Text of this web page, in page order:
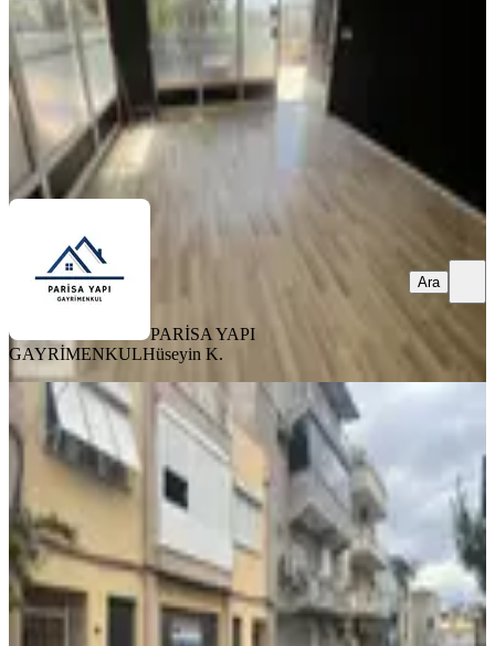
25.000 ₺
PARİSA YAPI GAYRİMENKULHüseyin K.
Ara
PARİSA YAPI
GAYRİMENKULHüseyin K.
Ara
YENİ
Bornova Altındağ Havuzlu Kahve
Sokağında Net 26m2 Kiralık Dükkan
İzmir, Bornova
· Yüksek giriş 07.08.2026
16.000 ₺